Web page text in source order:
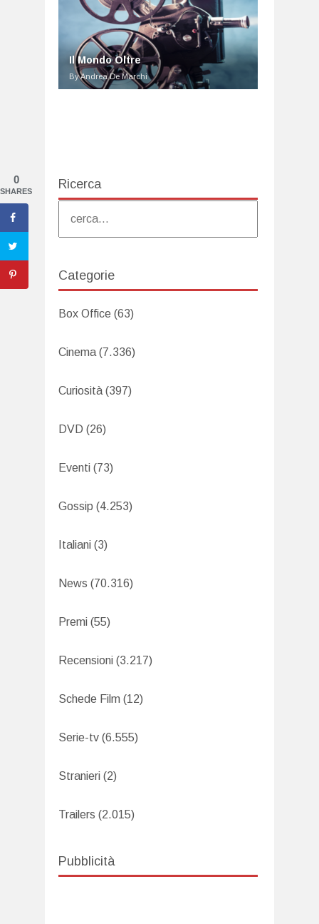
Il Mondo Oltre
By Andrea De Marchi
Ricerca
Categorie
Box Office (63)
Cinema (7.336)
Curiosità (397)
DVD (26)
Eventi (73)
Gossip (4.253)
Italiani (3)
News (70.316)
Premi (55)
Recensioni (3.217)
Schede Film (12)
Serie-tv (6.555)
Stranieri (2)
Trailers (2.015)
Pubblicità
0
SHARES